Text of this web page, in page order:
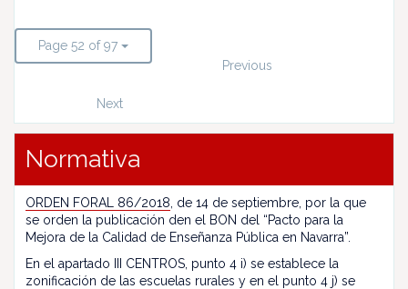
Page 52 of 97
Previous
Next
Normativa
ORDEN FORAL 86/2018 , de 14 de septiembre, por la que
se orden la publicación den el BON del “Pacto para la
Mejora de la Calidad de Enseñanza Pública en Navarra”.
En el apartado III CENTROS, punto 4 i) se establece la
zonificación de las escuelas rurales y en el punto 4 j) se